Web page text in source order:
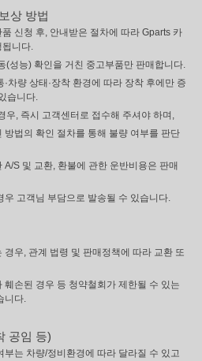
상 방법
신청 후, 안내받은 절차에 따라 Gparts 카
됩니다.
(성능) 확인을 거친 중고부품만 판매합니다.
차량 상태·장착 환경에 따라 장착 후에만 증
습니다.
우, 즉시 고객센터로 접수해 주셔야 하며,
법의 확인 절차를 통해 불량 여부를 판단
S 및 교환, 환불에 관한 운반비용은 판매
고객님 부담으로 발송될 수 있습니다.
우, 관계 법령 및 판매정책에 따라 교환 또
손된 경우 등 청약철회가 제한될 수 있는
니다.
공임 등)
는 차량/정비환경에 따라 달라질 수 있고